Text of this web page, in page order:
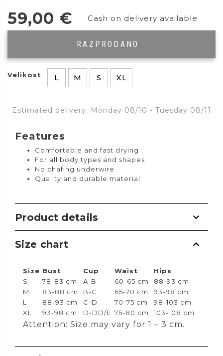
59,00 € Cash on delivery available
RAZPRODANO
Velikost L M S XL
Estimated delivery: Monday 08/10 - Tuesday 08/11
Features
Comfortable and fast drying
For all body types and shapes
No chafing underwire
Quality and durable material
Product details
Size chart
Size Bust Cup Waist
Hips
S
78-83 cm A-B 60-65 cm
88-93 cm
M
83-88 cm B-C 65-70 cm
93-98 cm
L
88-93 cm C-D 70-75 cm
98-103 cm
XL
93-98 cm D-DD/E 75-80 cm 103-108 cm
Attention: Size may vary for 1 – 3 cm.